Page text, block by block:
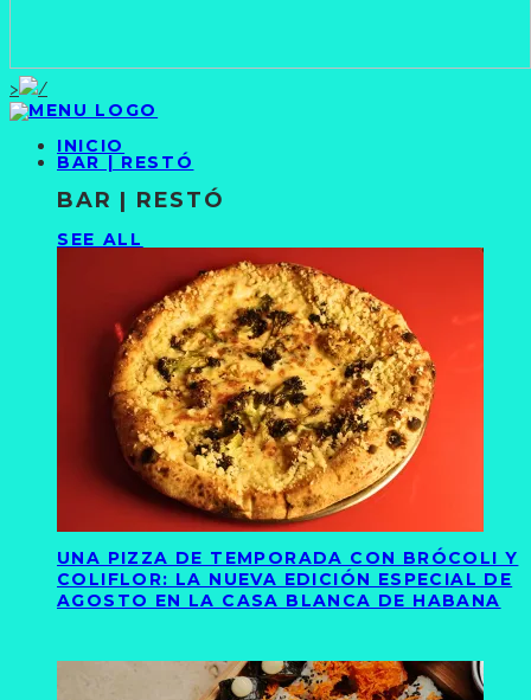
>
INICIO
BAR | RESTÓ
BAR | RESTÓ
SEE ALL
UNA PIZZA DE TEMPORADA CON BRÓCOLI Y
COLIFLOR: LA NUEVA EDICIÓN ESPECIAL DE
AGOSTO EN LA CASA BLANCA DE HABANA